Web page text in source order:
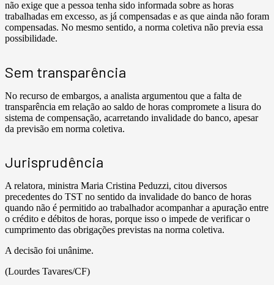
não exige que a pessoa tenha sido informada sobre as horas
trabalhadas em excesso, as já compensadas e as que ainda não foram
compensadas. No mesmo sentido, a norma coletiva não previa essa
possibilidade.
Sem transparência
No recurso de embargos, a analista argumentou que a falta de
transparência em relação ao saldo de horas compromete a lisura do
sistema de compensação, acarretando invalidade do banco, apesar
da previsão em norma coletiva.
Jurisprudência
A relatora, ministra Maria Cristina Peduzzi, citou diversos
precedentes do TST no sentido da invalidade do banco de horas
quando não é permitido ao trabalhador acompanhar a apuração entre
o crédito e débitos de horas, porque isso o impede de verificar o
cumprimento das obrigações previstas na norma coletiva.
A decisão foi unânime.
(Lourdes Tavares/CF)